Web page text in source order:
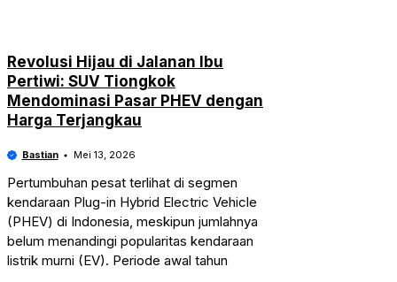
Revolusi Hijau di Jalanan Ibu
Pertiwi: SUV Tiongkok
Mendominasi Pasar PHEV dengan
Harga Terjangkau
Bastian Mei 13, 2026
Pertumbuhan pesat terlihat di segmen
kendaraan Plug-in Hybrid Electric Vehicle
(PHEV) di Indonesia, meskipun jumlahnya
belum menandingi popularitas kendaraan
listrik murni (EV). Periode awal tahun